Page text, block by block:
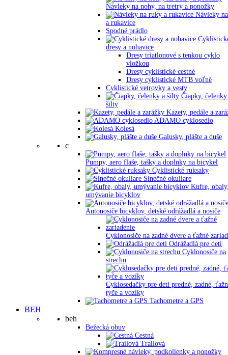
Návleky na nohy, na tretry a ponožky
Návleky
a rukavice
Spodné prádlo
dresy a nohavice
Dresy triatlonové s tenkou cyklo
vložkou
Dresy cyklistické cestné
Dresy cyklistické MTB voľné
Cyklistické vetrovky a vesty
Čiapky, čelenky
šilty
Kazety, pedále a
ADAMO cyklosedlo
Kolesá
Galusky, plášte a duše
c
Pumpy, aero flaše, tašky a doplnky na bicykel
Cyklistické ruksaky
Slnečné okuliare
Kufre,
umývanie bicyklov
Autonosiče bicyklov, detské odrážadlá a nosiče
Cyklonosiče na zadné dvere a ťažné
Odrážadlá pre deti
Cyklonosiče na
strechu
Cyklosedačky pre deti predné, zadné,
tyče a vozíky
Tachometre a GPS
BEH
beh
Bežecká obuv
Cestná
Trailová